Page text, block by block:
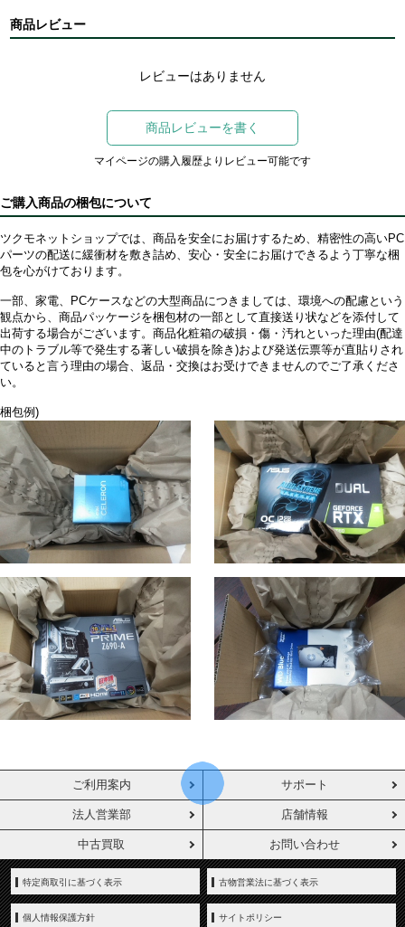
商品レビュー
レビューはありません
商品レビューを書く
マイページの購入履歴よりレビュー可能です
ご購入商品の梱包について
ツクモネットショップでは、商品を安全にお届けするため、精密性の高いPC
パーツの配送に緩衝材を敷き詰め、安心・安全にお届けできるよう丁寧な梱
包を心がけております。
一部、家電、PCケースなどの大型商品につきましては、環境への配慮という
観点から、商品パッケージを梱包材の一部として直接送り状などを添付して
出荷する場合がございます。商品化粧箱の破損・傷・汚れといった理由(配達
中のトラブル等で発生する著しい破損を除き)および発送伝票等が直貼りされ
ていると言う理由の場合、返品・交換はお受けできませんのでご了承くださ
い。
梱包例)
ご利用案内 サポート
法人営業部 店舗情報
中古買取 お問い合わせ
特定商取引に基づく表示 古物営業法に基づく表示
個人情報保護方針 サイトポリシー